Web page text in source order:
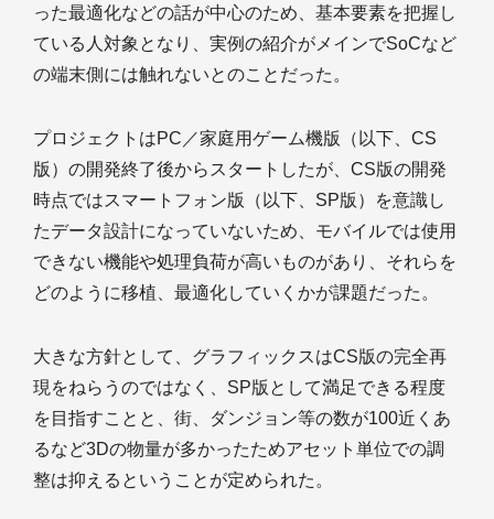
った最適化などの話が中心のため、基本要素を把握し
ている人対象となり、実例の紹介がメインでSoCなど
の端末側には触れないとのことだった。
プロジェクトはPC／家庭用ゲーム機版（以下、CS
版）の開発終了後からスタートしたが、CS版の開発
時点ではスマートフォン版（以下、SP版）を意識し
たデータ設計になっていないため、モバイルでは使用
できない機能や処理負荷が高いものがあり、それらを
どのように移植、最適化していくかが課題だった。
大きな方針として、グラフィックスはCS版の完全再
現をねらうのではなく、SP版として満足できる程度
を目指すことと、街、ダンジョン等の数が100近くあ
るなど3Dの物量が多かったためアセット単位での調
整は抑えるということが定められた。